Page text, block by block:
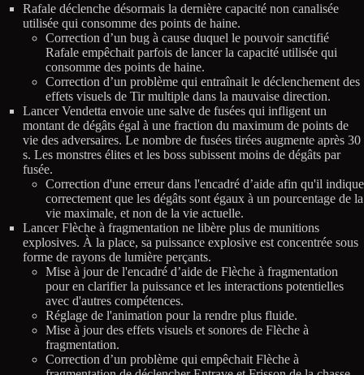
Rafale déclenche désormais la dernière capacité non canalisée
utilisée qui consomme des points de haine.
Correction d’un bug à cause duquel le pouvoir sanctifié
Rafale empêchait parfois de lancer la capacité utilisée qui
consomme des points de haine.
Correction d’un problème qui entraînait le déclenchement des
effets visuels de Tir multiple dans la mauvaise direction.
Lancer Vendetta envoie une salve de fusées qui infligent un
montant de dégâts égal à une fraction du maximum de points de
vie des adversaires. Le nombre de fusées tirées augmente après 30
s. Les monstres élites et les boss subissent moins de dégâts par
fusée.
Correction d'une erreur dans l'encadré d’aide afin qu'il indique
correctement que les dégâts sont égaux à un pourcentage de la
vie maximale, et non de la vie actuelle.
Lancer Flèche à fragmentation ne libère plus de munitions
explosives. À la place, sa puissance explosive est concentrée sous
forme de rayons de lumière perçants.
Mise à jour de l'encadré d’aide de Flèche à fragmentation
pour en clarifier la puissance et les interactions potentielles
avec d'autres compétences.
Réglage de l'animation pour la rendre plus fluide.
Mise à jour des effets visuels et sonores de Flèche à
fragmentation.
Correction d’un problème qui empêchait Flèche à